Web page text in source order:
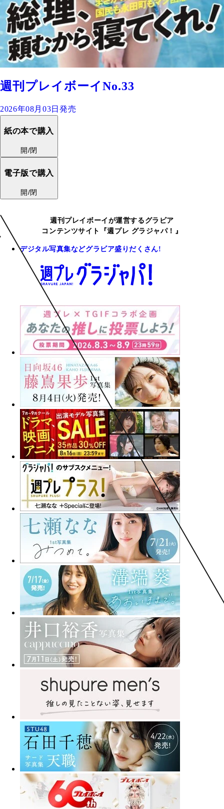
週刊プレイボーイNo.33
2026年08月03日発売
紙の本で購入
開/閉
電子版で購入
開/閉
週刊プレイボーイが運営するグラビア
コンテンツサイト『週プレ グラジャパ！』
デジタル写真集などグラビア盛りだくさん!